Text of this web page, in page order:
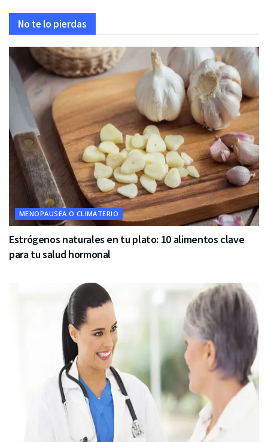
No te lo pierdas
MENOPAUSEA O CLIMATERIO
Estrógenos naturales en tu plato: 10 alimentos clave
para tu salud hormonal